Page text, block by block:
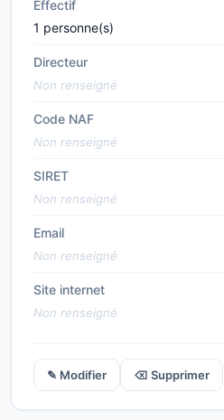
Effectif
1 personne(s)
Directeur
Non renseigné
Code NAF
Non renseigné
SIRET
Non renseigné
Email
Non renseigné
Site internet
Non renseigné
✎ Modifier ⌫ Supprimer